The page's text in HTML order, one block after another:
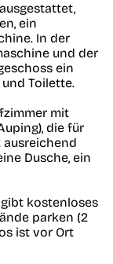
ein
In der
und der
ein
Toilette.
mit
die für
ausreichend
Dusche, ein
kostenloses
parken (2
ist vor Ort